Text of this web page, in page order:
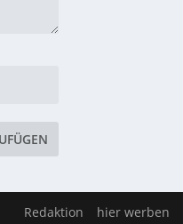
Redaktion hier werben